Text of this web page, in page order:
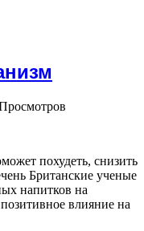
похудеть, снизить
Британские ученые
напитков на
влияние на